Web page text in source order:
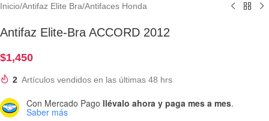
Inicio/Antifaz Elite Bra/Antifaces Honda
Antifaz Elite-Bra ACCORD 2012
$1,450
2 Artículos vendidos en las últimas 48 hrs
Con Mercado Pago llévalo ahora y paga mes a mes.
Saber más